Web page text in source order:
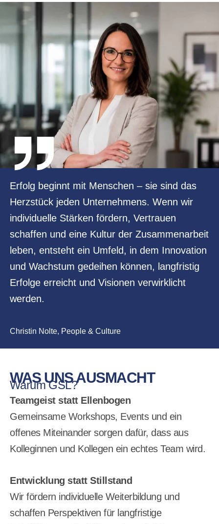
Erfolg beginnt mit Menschen – sie sind das
Herzstück jeden Unternehmens. Wenn wir
individuelle Stärken fördern, Vertrauen
schaffen und eine Kultur der Zusammenarbeit
leben, entsteht ein Umfeld, in dem Innovation
und Wachstum gedeihen können, langfristig
Erfolge erreicht und Visionen verwirklicht
werden.
Christin Nolte, People & Culture
WAS UNS AUSMACHT
Warum GSL?
Teamgeist statt Ellenbogen
Gemeinsame Workshops, Events und ein
offenes Miteinander sorgen dafür, dass aus
Kolleginnen und Kollegen ein echtes Team wird.
Entwicklung statt Stillstand
Wir fördern individuelle Weiterbildung und
schaffen Perspektiven für langfristige